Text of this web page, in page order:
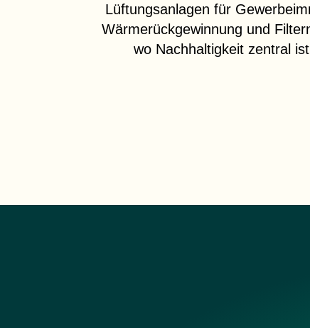
Lüftungsanlagen für
Wärmerückgewinnung und
wo Nachhaltigkeit zentral